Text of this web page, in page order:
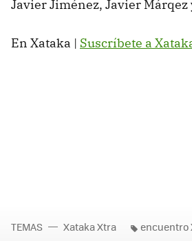
Javier Jiménez, Javier Márqez
En Xataka | Suscríbete a
TEMAS Xataka Xtra encuentro